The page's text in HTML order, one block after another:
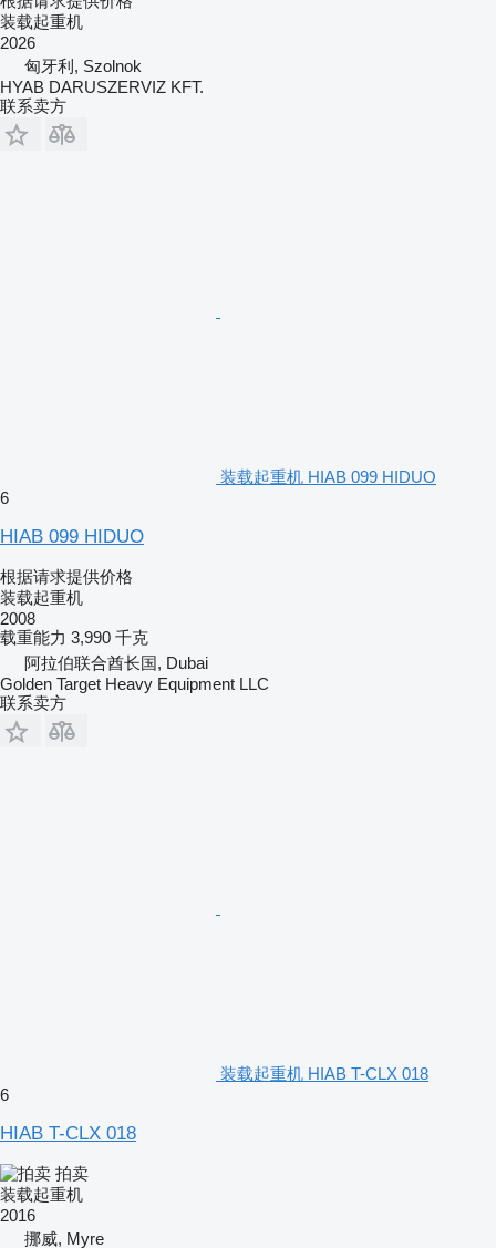
装载起重机
2026
匈牙利, Szolnok
HYAB DARUSZERVIZ KFT.
联系卖方
装载起重机 HIAB 099 HIDUO
6
HIAB 099 HIDUO
根据请求提供价格
装载起重机
2008
载重能力 3,990 千克
阿拉伯联合酋长国, Dubai
Golden Target Heavy Equipment LLC
联系卖方
装载起重机 HIAB T-CLX 018
6
HIAB T-CLX 018
拍卖
装载起重机
2016
挪威, Myre